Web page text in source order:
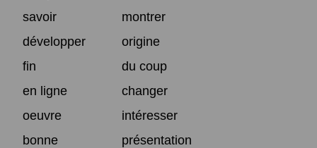
savoir
montrer
développer
origine
fin
du coup
en ligne
changer
oeuvre
intéresser
bonne
présentation